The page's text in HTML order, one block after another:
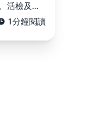
活檢及影
否侵犯中
可手術切
廣，可能
1分鐘閱讀